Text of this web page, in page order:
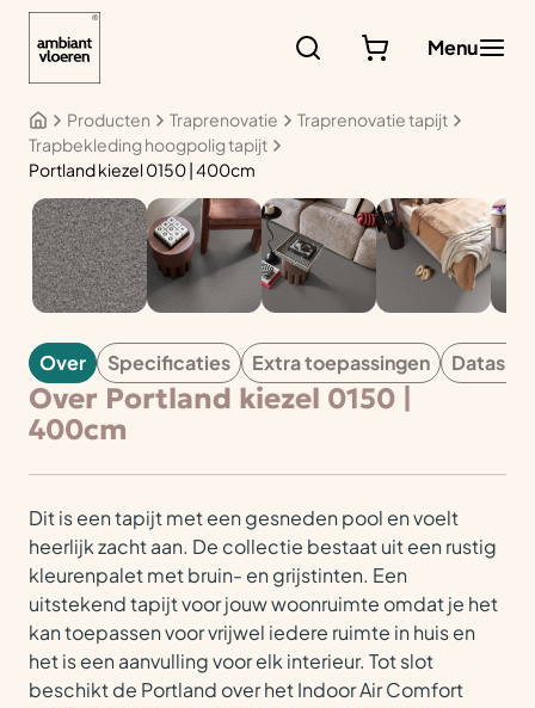
Menu
Producten Traprenovatie
Traprenovatie tapijt
Trapbekleding hoogpolig tapijt
Portland kiezel 0150 | 400cm
TAPIJT
Over Specificaties Extra toepassingen
Over Portland kiezel 0150 |
400cm
Dit is een tapijt met een gesneden pool en voelt
heerlijk zacht aan. De collectie bestaat uit een rustig
kleurenpalet met bruin- en grijstinten. Een
uitstekend tapijt voor jouw woonruimte omdat je het
kan toepassen voor vrijwel iedere ruimte in huis en
het is een aanvulling voor elk interieur. Tot slot
beschikt de Portland over het Indoor Air Comfort